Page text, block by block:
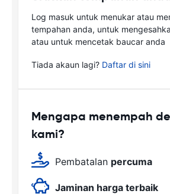
Log masuk untuk menukar atau
tempahan anda, untuk
atau untuk mencetak baucar anda
Tiada akaun lagi? Daftar di sini
Mengapa menempah
kami?
Pembatalan percuma
Jaminan harga terbaik